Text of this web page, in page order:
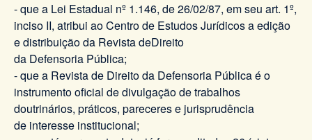
- que a Lei Estadual nº 1.146, de 26/02/87, em seu art. 1º,
inciso II, atribui ao Centro de Estudos Jurídicos a edição
e distribuição da Revista deDireito
da Defensoria Pública;
- que a Revista de Direito da Defensoria Pública é o
instrumento oficial de divulgação de trabalhos
doutrinários, práticos, pareceres e jurisprudência
de interesse institucional;